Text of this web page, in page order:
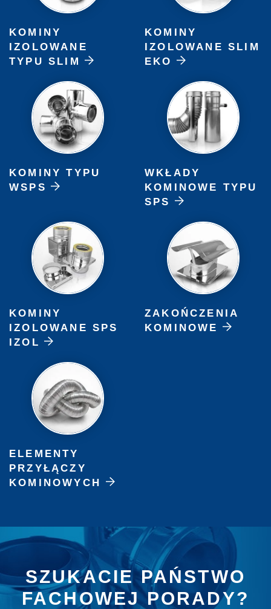
KOMINY
IZOLOWANE
TYPU SLIM
KOMINY
IZOLOWANE SLIM
EKO
KOMINY TYPU
WSPS
WKŁADY
KOMINOWE TYPU
SPS
KOMINY
IZOLOWANE SPS
IZOL
ZAKOŃCZENIA
KOMINOWE
ELEMENTY
PRZYŁĄCZY
KOMINOWYCH
SZUKACIE PAŃSTWO
FACHOWEJ PORADY?